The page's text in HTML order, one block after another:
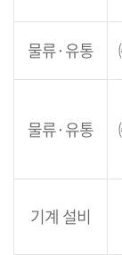
물류·유통
물류·유통
기계 설비